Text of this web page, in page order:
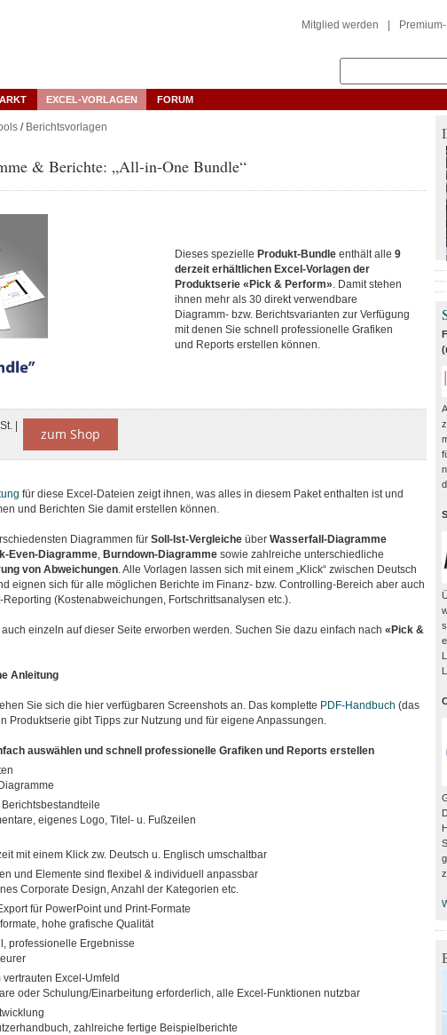
Mitglied werden
EXCEL-VORLAGEN FORUM
/ Berichtsvorlagen
& Berichte: „All-in-One Bundle“
Dieses spezielle Produkt-Bundle enthält alle 9
derzeit erhältlichen Excel-Vorlagen der
Produktserie «Pick & Perform». Damit stehen
ihnen mehr als 30 direkt verwendbare
Diagramm- bzw. Berichtsvarianten zur Verfügung
mit denen Sie schnell professionelle Grafiken
und Reports erstellen können.
| zum Shop
für diese Excel-Dateien zeigt ihnen, was alles in diesem Paket enthalten ist und
und Berichten Sie damit erstellen können.
Diagrammen für Soll-Ist-Vergleicheüber Wasserfall-Diagramme
Even-Diagramme, Burndown-Diagrammesowie zahlreiche unterschiedliche
von Abweichungen. Alle Vorlagen lassen sich mit einem „Klick“ zwischen Deutsch
eignen sich für alle möglichen Berichte im Finanz- bzw. Controlling-Bereich aber auch
(Kostenabweichungen, Fortschrittsanalysen etc.).
einzeln auf dieser Seite erworben werden. Suchen Sie dazu einfach nach «Pick &
Anleitung
Sie sich die hier verfügbaren Screenshots an. Das komplette PDF-Handbuch (das
Produktserie gibt Tipps zur Nutzung und für eigene Anpassungen.
auswählen und schnell professionelle Grafiken und Reports erstellen
eigenes Logo, Titel- u. Fußzeilen
mit einem Klick zw. Deutsch u. Englisch umschaltbar
und Elemente sind flexibel & individuell anpassbar
Corporate Design, Anzahl der Kategorien etc.
für PowerPoint und Print-Formate
hohe grafische Qualität
professionelle Ergebnisse
Excel-Umfeld
oder Schulung/Einarbeitung erforderlich, alle Excel-Funktionen nutzbar
zahlreiche fertige Beispielberichte